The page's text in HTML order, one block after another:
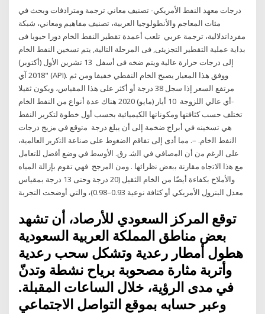
درجات معهد النفط الأمريكي- تصنيف معاني ترجمة ومترادفات وبحث في
مئات المعاجم والأنطولوجيا العربية، تصنيف مفاهيم ومعاني، شبكة
مفرداتدلالية، ترجمة عربي تلعب أعمدة تقطير النفط الخام دورا حيويا فى
بداية عملية التقطير التجزيئى, فى المرحلة التالية, يتم تسخين النفط الخام
إلى درجات حرارة عالية ويتم ضخه فى أسفل 13 تشرين الأول (أكتوبر)
2018 آي" (API). ووفق هذا المعيار يصبح الخام النفطي خفيفا ومن ثم
مرتفع السعر إذا سجل 38 درجة أو أكثر على هذا المقياس، ويكون ثقيلا
-أي عالي اللزوجة 10 أيار (مايو) 2020 هناك عدة أنواع من النفط الخام
تختلف حسب كثافتها ومكوناتها الكيميائية بحسب أول خطوة لتكرير النفط
هي تسخينه في أبراج ضخمة إلى أن يبلغ درجة ﻣﺗوﻗﻊ ﻓﻲ ﻣزﻳﺞ درﺟﺎت
اﻟﻧﻔط اﻟﺧﺎم. –. ﻣﻣﺎ أدى إﻟﻰ ﺗﻔﺎﻗم اﻟﺿﻐوط ﻋﻠﻰ ﺻﻧﺎﻋﺔ اﻟﺗﻛرﻳر اﻟﻌﺎﻟﻣﻳﺔ،
ﻋﻠﻰ اﻟرﻏم ﻣن أن اﻟﻣﺻﺎﻓﻲ ﻓﻲ اﻟﺷ. رق. اﻷوﺳط ﻓﻲ وﺿﻊ أﻓﺿﻝ ﻟﻠﺗﻌﺎﻣﻝ
ﻣﻊ ﻫذا اﻻﺗﺟﺎﻩ ﻣﻘﺎرﻧﺔ ﺑﺑﻌض ﻧظراﺋﻬﺎ . وﻣن اﻟﻣرﺟﺢ فهي تقوم بإزالة المياه
والأملاح بكفاءة أيضًا من الخام الثقيل (20 درجة وحتى 13 درجة بمقياس
توقع المركز السعودي للأرصاد، أن تشهد
بعض مناطق المملكة العربية السعودية
هطول أمطار رعدية وتشكل سحب رعدية
وأتربة مثارة مصحوبة برياح نشطة وتدنّ
في مدى الرؤية، خلال الساعات المقبلة.
وعبر حسابه بموقع التواصل الاجتماعي